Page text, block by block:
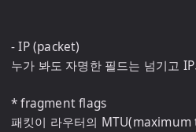
- IP (packet)
누가 봐도 자명한 필드는 넘기고
* fragment flags
패킷이 라우터의